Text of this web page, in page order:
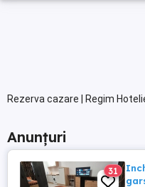
Rezerva cazare | Regim
Anunțuri
31